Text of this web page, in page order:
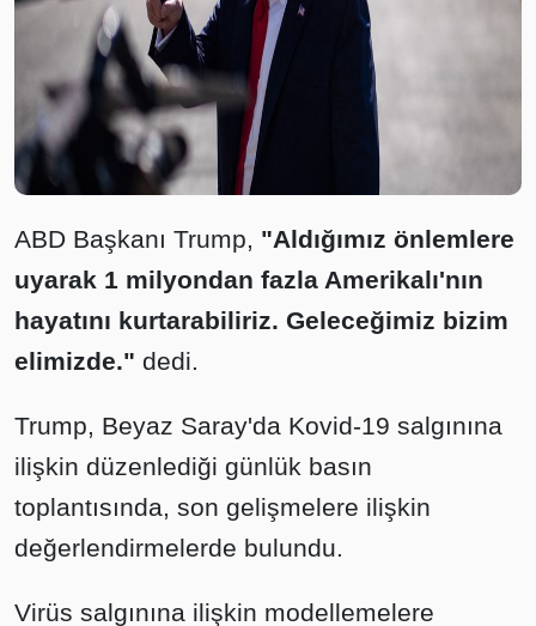
ABD Başkanı Trump, "Aldığımız önlemlere
uyarak 1 milyondan fazla Amerikalı'nın
hayatını kurtarabiliriz. Geleceğimiz bizim
elimizde." dedi.
Trump, Beyaz Saray'da Kovid-19 salgınına
ilişkin düzenlediği günlük basın
toplantısında, son gelişmelere ilişkin
değerlendirmelerde bulundu.
Virüs salgınına ilişkin modellemelere